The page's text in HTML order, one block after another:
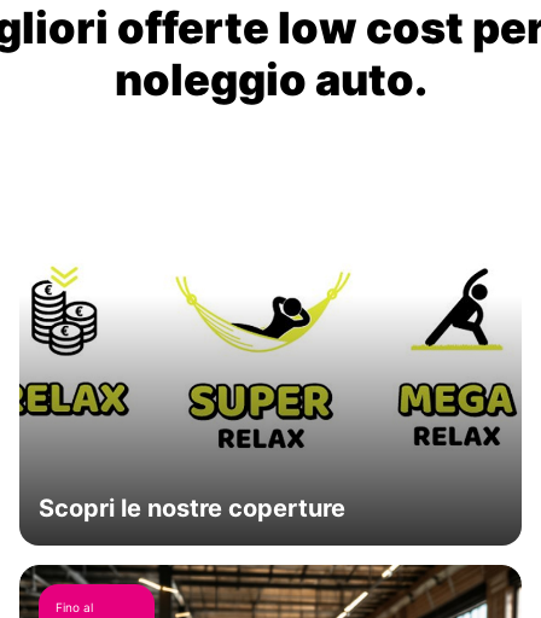
offerte low cost
noleggio auto.
Scopri le nostre coperture
Fino al